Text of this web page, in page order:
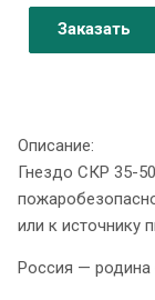
Заказать
Описание:
Гнездо СКР 35-
или к источнику
Россия — родина